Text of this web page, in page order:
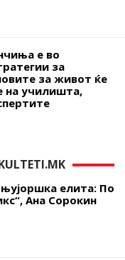
е во
за
за живот ќе
на училишта,
елита: По
Ана Сорокин